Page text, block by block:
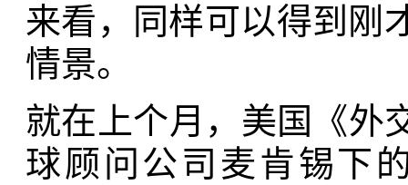
来看，同样可以得到刚
情景。
就在上个月，美国《外
球顾问公司麦肯锡下